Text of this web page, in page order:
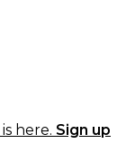
is here. Sign up